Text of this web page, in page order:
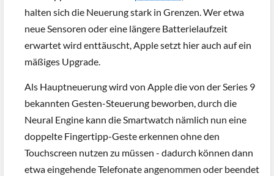
halten sich die Neuerung stark in Grenzen. Wer etwa
neue Sensoren oder eine längere Batterielaufzeit
erwartet wird enttäuscht, Apple setzt hier auch auf ein
mäßiges Upgrade.
Als Hauptneuerung wird von Apple die von der Series 9
bekannten Gesten-Steuerung beworben, durch die
Neural Engine kann die Smartwatch nämlich nun eine
doppelte Fingertipp-Geste erkennen ohne den
Touchscreen nutzen zu müssen - dadurch können dann
etwa eingehende Telefonate angenommen oder beendet